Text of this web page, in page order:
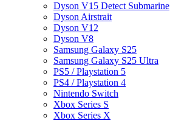
Dyson V15 Detect Submarine
Dyson Airstrait
Dyson V12
Dyson V8
Samsung Galaxy S25
Samsung Galaxy S25 Ultra
PS5 / Playstation 5
PS4 / Playstation 4
Nintendo Switch
Xbox Series S
Xbox Series X